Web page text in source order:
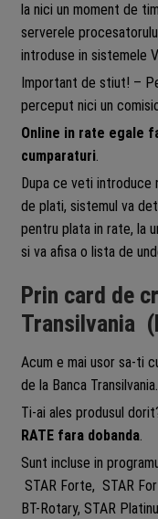
la nici un moment de
serverele
introduse in sistemele
Important de stiut! –
perceput nici un
Online in rate egale
cumparaturi.
Dupa ce veti introduce
de plati, sistemul va
pentru plata in rate, la
si va afisa o lista de
Prin card de
Transilvania
Acum e mai usor sa-ti
de la Banca Transilvania.
Ti-ai ales produsul
RATE fara dobanda.
Sunt incluse in
STAR Forte, STAR
BT-Rotary, STAR